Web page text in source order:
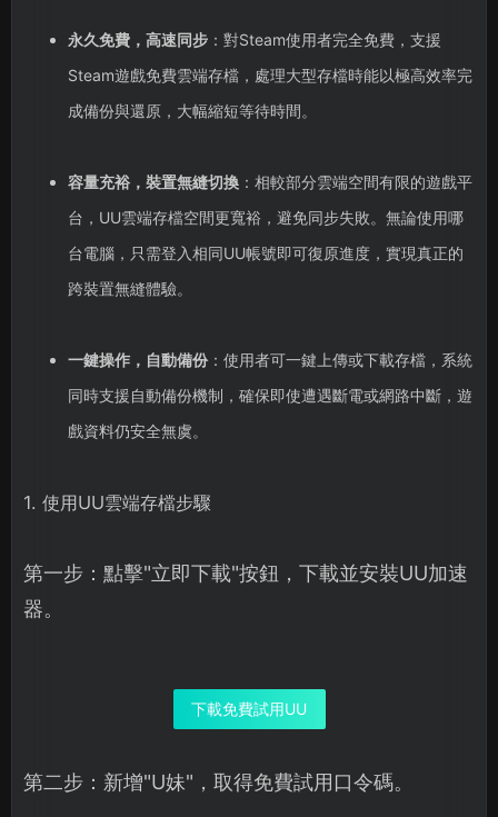
永久免費，高速同步：對Steam使用者完全免費，支援
Steam遊戲免費雲端存檔，處理大型存檔時能以極高效率完
成備份與還原，大幅縮短等待時間。
容量充裕，裝置無縫切換：相較部分雲端空間有限的遊戲平
台，UU雲端存檔空間更寬裕，避免同步失敗。無論使用哪
台電腦，只需登入相同UU帳號即可復原進度，實現真正的
跨裝置無縫體驗。
一鍵操作，自動備份：使用者可一鍵上傳或下載存檔，系統
同時支援自動備份機制，確保即使遭遇斷電或網路中斷，遊
戲資料仍安全無虞。
1. 使用UU雲端存檔步驟
第一步：點擊"立即下載"按鈕，下載並安裝UU加速
器。
下載免費試用UU
第二步：新增"U妹"，取得免費試用口令碼。